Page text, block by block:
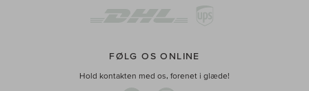
FØLG OS ONLINE
Hold kontakten med os, forenet i glæde!